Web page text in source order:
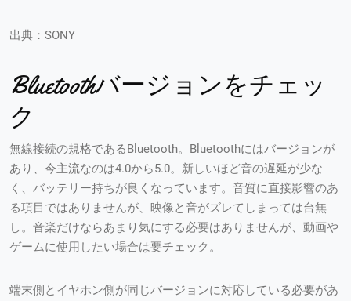
出典：SONY
Bluetoothバージョンをチェッ
ク
無線接続の規格であるBluetooth。Bluetoothにはバージョンが
あり、今主流なのは4.0から5.0。新しいほど音の遅延が少な
く、バッテリー持ちが良くなっています。音質に直接影響のあ
る項目ではありませんが、映像と音がズレてしまっては台無
し。音楽だけならあまり気にする必要はありませんが、動画や
ゲームに使用したい場合は要チェック。
端末側とイヤホン側が同じバージョンに対応している必要があ